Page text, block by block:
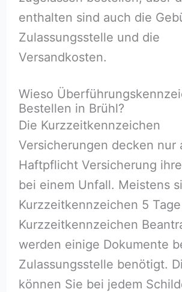
enthalten sind auch die
Zulassungsstelle und die
Versandkosten.
Wieso
Bestellen in Brühl?
Die Kurzzeitkennzeichen
Versicherungen decken nur
Haftpflicht Versicherung
bei einem Unfall. Meistens
Kurzzeitkennzeichen 5
Kurzzeitkennzeichen
werden einige Dokumente
Zulassungsstelle benötigt.
können Sie bei jedem